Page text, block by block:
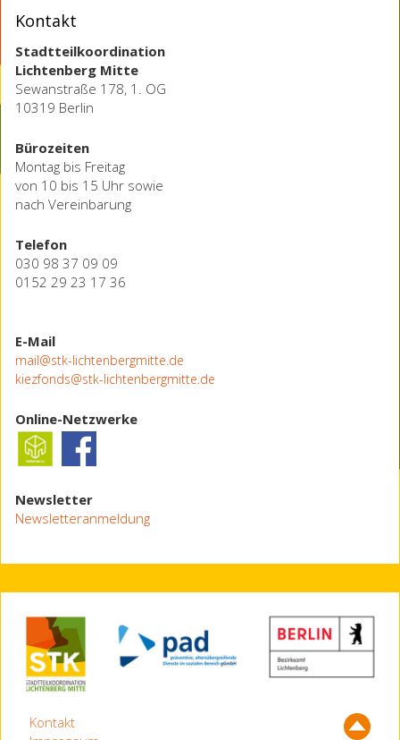
Kontakt
Stadtteilkoordination
Lichtenberg Mitte
Sewanstraße 178, 1. OG
10319 Berlin
Bürozeiten
Montag bis Freitag
von 10 bis 15 Uhr sowie
nach Vereinbarung
Telefon
030 98 37 09 09
0152 29 23 17 36
E-Mail
mail@stk-lichtenbergmitte.de
kiezfonds@stk-lichtenbergmitte.de
Online-Netzwerke
Newsletter
Newsletteranmeldung
Kontakt